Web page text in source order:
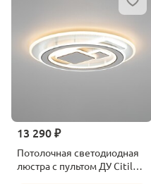
13 290 ₽
Потолочная светодиодная
люстра с пультом ДУ Citilux